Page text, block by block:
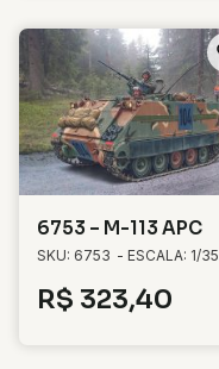
6753 – M-113 APC
SKU: 6753 - ESCALA: 1/35
R$ 323,40